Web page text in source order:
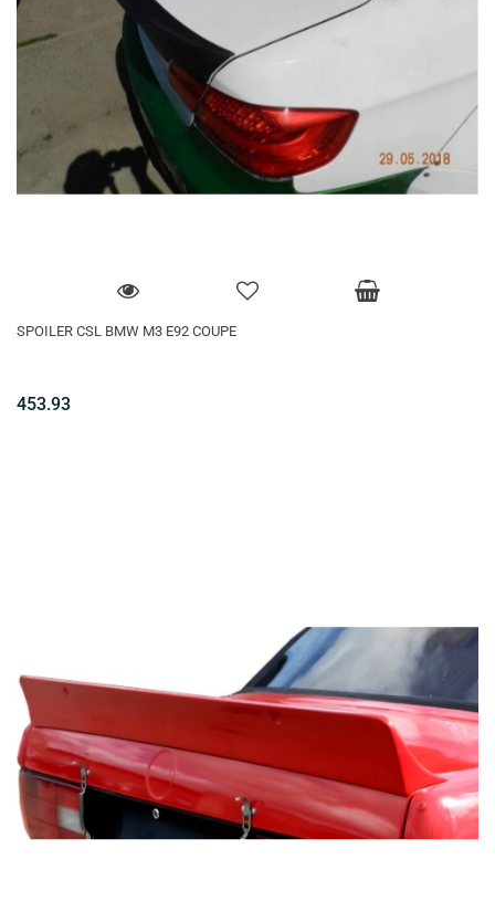
SPOILER CSL BMW M3 E92 COUPE
453.93